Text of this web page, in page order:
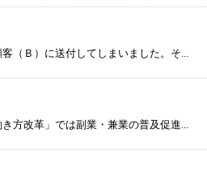
（Ｂ）に送付してしまいました。そ...
方改革」では副業・兼業の普及促進...